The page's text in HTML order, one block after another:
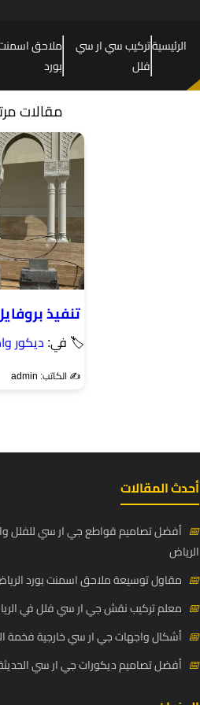
الرئيسيةتركيب سي ار سي
فلل
ملاحق
بورد
مقالات
تنفيذ
🏷 في: ديكور
✍️ الكاتب: admin
أحدث المقالات
📅 أفضل تصاميم قواطع جي ار سي للفلل
الرياض
📅 مقاول توسيعة ملاحق اسمنت بورد
📅 معلم تركيب نقش جي ار سي فلل في
📅 أشكال واجهات جي ار سي خارجية فخمة
📅 أفضل تصاميم ديكورات جي ار سي